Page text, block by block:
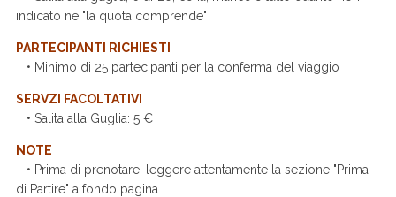
indicato ne "la quota comprende"
PARTECIPANTI RICHIESTI
• Minimo di 25 partecipanti per la conferma del viaggio
SERVZI FACOLTATIVI
• Salita alla Guglia: 5 €
NOTE
• Prima di prenotare, leggere attentamente la sezione "Prima
di Partire" a fondo pagina